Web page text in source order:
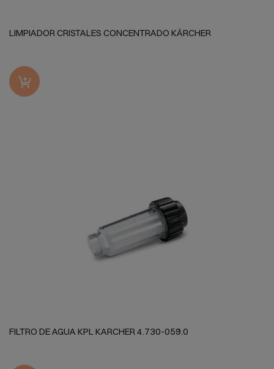
LIMPIADOR CRISTALES CONCENTRADO KÄRCHER
FILTRO DE AGUA KPL KARCHER 4.730-059.0